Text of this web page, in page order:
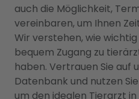
auch die Möglichkeit,
vereinbaren, um Ihnen
Wir verstehen, wie
bequem Zugang zu
haben. Vertrauen Sie auf
Datenbank und nutzen
um den idealen Tierarzt